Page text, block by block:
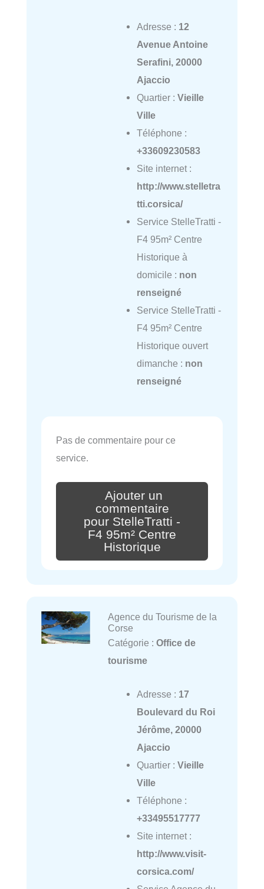
Adresse : 12
Avenue Antoine
Serafini, 20000
Ajaccio
Quartier : Vieille
Ville
Téléphone :
+33609230583
Site internet :
http://www.stelletra
tti.corsica/
Service StelleTratti -
F4 95m² Centre
Historique à
domicile : non
renseigné
Service StelleTratti -
F4 95m² Centre
Historique ouvert
dimanche : non
renseigné
Pas de commentaire pour ce
service.
Ajouter un
commentaire
pour StelleTratti -
F4 95m² Centre
Historique
Agence du Tourisme de la
Corse
Catégorie : Office de
tourisme
Adresse : 17
Boulevard du Roi
Jérôme, 20000
Ajaccio
Quartier : Vieille
Ville
Téléphone :
+33495517777
Site internet :
http://www.visit-
corsica.com/